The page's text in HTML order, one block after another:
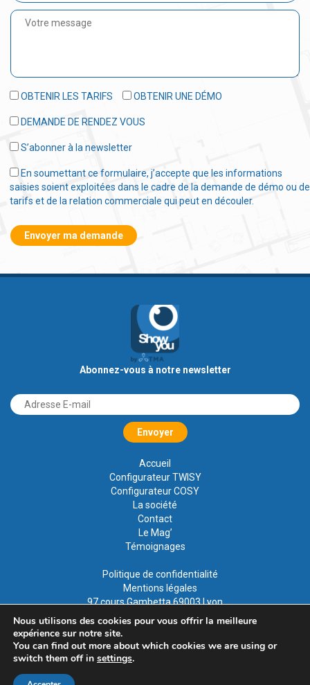
OBTENIR LES TARIFS OBTENIR UNE DÉMO
DEMANDE DE RENDEZ VOUS
S’abonner à la newsletter
En soumettant ce formulaire, j’accepte que les informations
saisies soient exploitées dans le cadre de la demande de démo ou de
tarifs et de la relation commerciale qui peut en découler.
Abonnez-vous à notre newsletter
Accueil
Configurateur TWISY
Configurateur COSY
La société
Contact
Le Mag’
Témoignages
Politique de confidentialité
Mentions légales
97 cours Gambetta 69003 Lyon
Nous utilisons des cookies pour vous offrir la meilleure
expérience sur notre site.
You can find out more about which cookies we are using or
switch them off in settings.